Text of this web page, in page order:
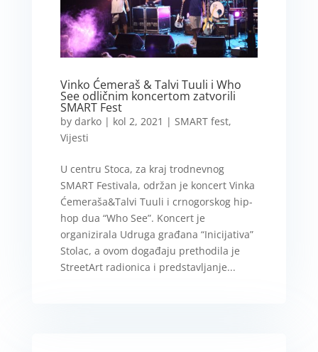
Vinko Ćemeraš & Talvi Tuuli i Who
See odličnim koncertom zatvorili
SMART Fest
by darko| kol 2, 2021 | SMART fest,
Vijesti
U centru Stoca, za kraj trodnevnog
SMART Festivala, održan je koncert Vinka
Ćemeraša&Talvi Tuuli i crnogorskog hip-
hop dua “Who See”. Koncert je
organizirala Udruga građana “Inicijativa”
Stolac, a ovom događaju prethodila je
StreetArt radionica i predstavljanje...